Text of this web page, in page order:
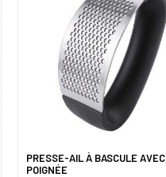
PRESSE-AIL À BASCULE AVEC
POIGNÉE